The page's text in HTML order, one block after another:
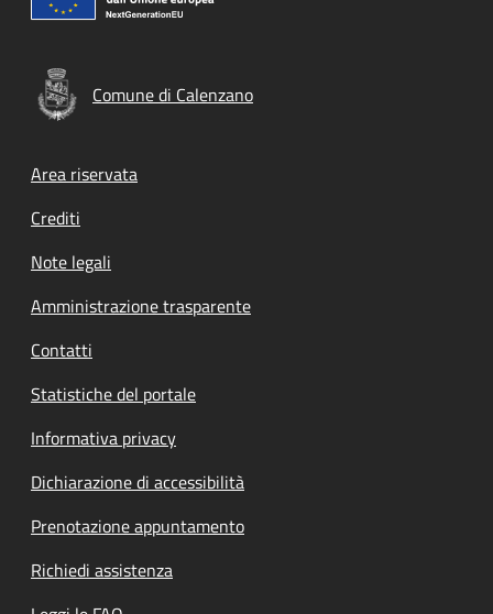
Comune di Calenzano
Footer menu
Area riservata
Crediti
Note legali
Amministrazione trasparente
Contatti
Statistiche del portale
Informativa privacy
Dichiarazione di accessibilità
Prenotazione appuntamento
Richiedi assistenza